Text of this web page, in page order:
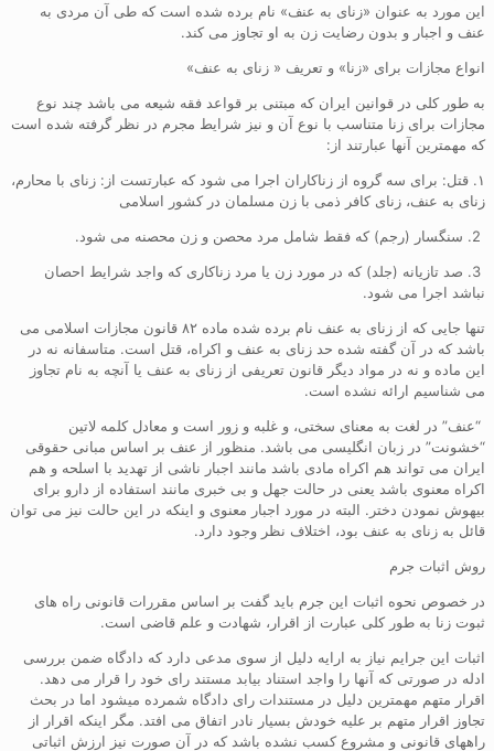
این مورد به عنوان «زنای به عنف» نام برده شده است که طی آن مردی به
عنف و اجبار و بدون رضایت زن به او تجاوز می کند.
انواع مجازات برای «زنا» و تعریف « زنای به عنف»
به طور کلی در قوانین ایران که مبتنی بر قواعد فقه شیعه می باشد چند نوع
مجازات برای زنا متناسب با نوع آن و نیز شرایط مجرم در نظر گرفته شده است
که مهمترین آنها عبارتند از:
۱. قتل: برای سه گروه از زناکاران اجرا می شود که عبارتست از: زنای با محارم،
زنای به عنف، زنای کافر ذمی با زن مسلمان در کشور اسلامی
3. صد تازیانه (جلد) که در مورد زن یا مرد زناکاری که واجد شرایط احصان
نباشد اجرا می شود.
تنها جایی که از زنای به عنف نام برده شده ماده ۸۲ قانون مجازات اسلامی می
باشد که در آن گفته شده حد زنای به عنف و اکراه، قتل است. متاسفانه نه در
این ماده و نه در مواد دیگر قانون تعریفی از زنای به عنف یا آنچه به نام تجاوز
می شناسیم ارائه نشده است.
“عنف” در لغت به معنای سختی، و غلبه و زور است و معادل کلمه لاتین
“خشونت” در زبان انگلیسی می باشد. منظور از عنف بر اساس مبانی حقوقی
ایران می تواند هم اکراه مادی باشد مانند اجبار ناشی از تهدید با اسلحه و هم
اکراه معنوی باشد یعنی در حالت جهل و بی خبری مانند استفاده از دارو برای
بیهوش نمودن دختر. البته در مورد اجبار معنوی و اینکه در این حالت نیز می توان
قائل به زنای به عنف بود، اختلاف نظر وجود دارد.
روش اثبات جرم
در خصوص نحوه اثبات این جرم باید گفت بر اساس مقررات قانونی راه های
ثبوت زنا به طور کلی عبارت از اقرار، شهادت و علم قاضی است.
اثبات این جرایم نیاز به ارایه دلیل از سوی مدعی دارد که دادگاه ضمن بررسی
ادله در صورتی که آنها را واجد استناد بیابد مستند رای خود را قرار می دهد.
اقرار متهم مهمترین دلیل در مستندات رای دادگاه شمرده میشود اما در بحث
تجاوز اقرار متهم بر علیه خودش بسیار نادر اتفاق می افتد. مگر اینکه اقرار از
راههای قانونی و مشروع کسب نشده باشد که در آن صورت نیز ارزش اثباتی